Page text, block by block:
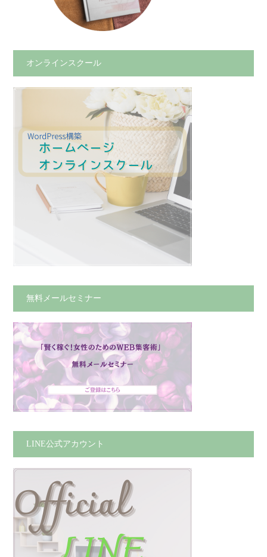
オンラインスクール
無料メールセミナー
LINE公式アカウント